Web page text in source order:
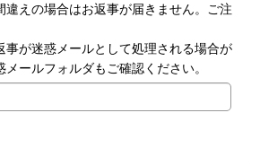
違えの場合はお返事が届きません。ご注
事が迷惑メールとして処理される場合が
ールフォルダもご確認ください。